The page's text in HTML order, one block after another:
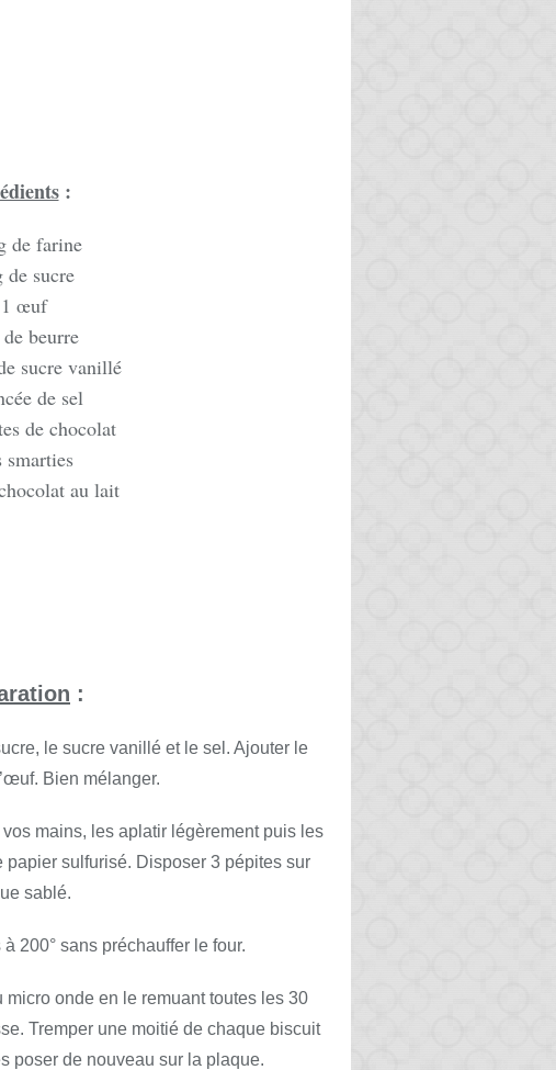
:
de farine
de sucre
œuf
beurre
sucre vanillé
de sel
de chocolat
smarties
au lait
:
le sucre vanillé et le sel. Ajouter le
Bien mélanger.
mains, les aplatir légèrement puis les
sulfurisé. Disposer 3 pépites sur
sablé.
200° sans préchauffer le four.
onde en le remuant toutes les 30
Tremper une moitié de chaque biscuit
poser de nouveau sur la plaque.